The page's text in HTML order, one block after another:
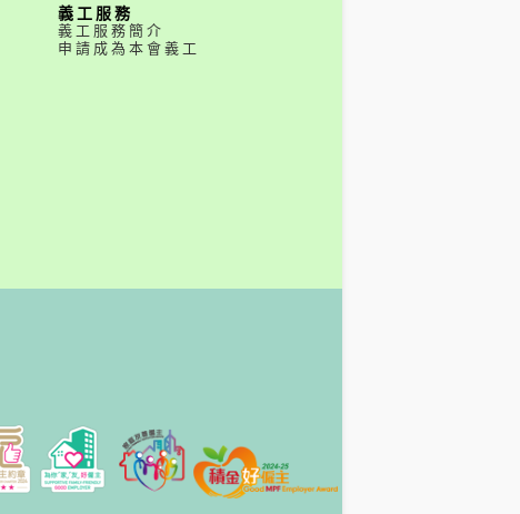
義工服務
義工服務簡介
申請成為本會義工